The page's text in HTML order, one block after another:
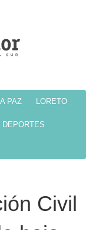
LA PAZ LORETO
DEPORTES
Civil